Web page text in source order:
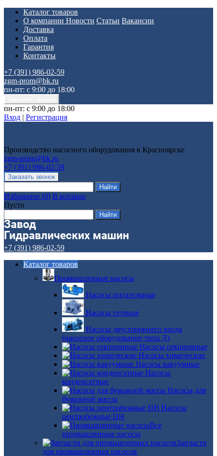
Каталог товаров
О компании Новости Статьи Вакансии
Доставка
Оплата
Гарантия
Контакты
+7 (391) 986-02-59
zgm-prom@bk.ru
пн-пт: с 9:00 до 18:00
пн-пт: с 9:00 до 18:00
Вход | Регистрация
Производство насосного оборудования в Красноярске
zgm-prom@bk.ru
+7 (391) 986-02-59
Избранное (0) В корзине
Пусто
+7 (391) 986-02-59
Каталог товаров
Промышленные насосы
Насосы питательные
Насосы сетевые
Насосы двустороннего входа
(насосное оборудование типа Д)
Насосы секционные
Насосы химические
Насосы вакуумные
Насосы
конденсатные
Насосы для
бумажной массы
Насосы
центробежные ЦН
Все
промышленные насосы
Запчасти
для промышленных насосов